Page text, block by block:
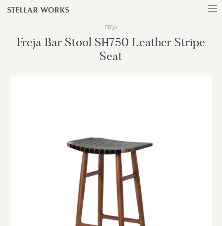
FREJA
Freja Bar Stool SH750 Leather Stripe
Seat